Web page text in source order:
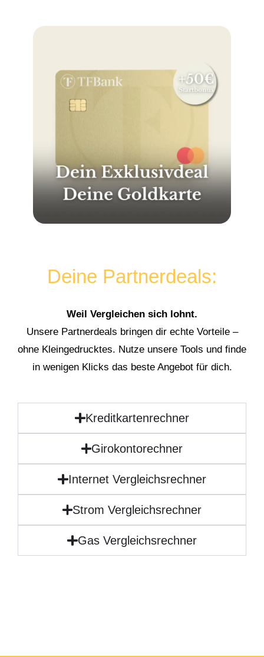
Deine Partnerdeals:
Weil Vergleichen sich lohnt.
Unsere Partnerdeals bringen dir echte Vorteile –
ohne Kleingedrucktes. Nutze unsere Tools und finde
in wenigen Klicks das beste Angebot für dich.
Kreditkartenrechner
Girokontorechner
Internet Vergleichsrechner
Strom Vergleichsrechner
Gas Vergleichsrechner